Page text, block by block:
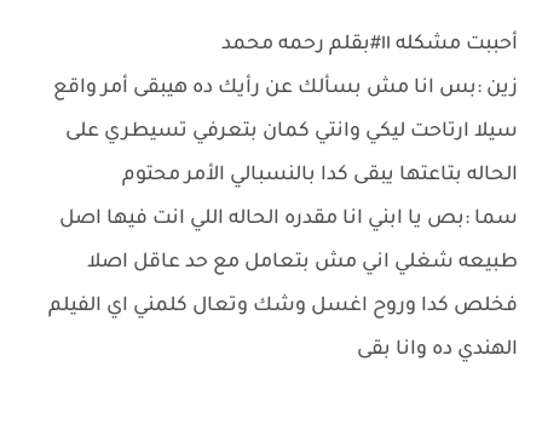
أحببت مشكله ١١#بقلم رحمه محمد
زين :بس انا مش بسألك عن رأيك ده هيبقى أمر واقع
سيلا ارتاحت ليكي وانتي كمان بتعرفي تسيطري على
الحاله بتاعتها يبقى كدا بالنسبالي الأمر محتوم
سما :بص يا ابني انا مقدره الحاله اللي انت فيها اصل
طبيعه شغلي اني مش بتعامل مع حد عاقل اصلا
فخلص كدا وروح اغسل وشك وتعال كلمني اي الفيلم
الهندي ده وانا بقى